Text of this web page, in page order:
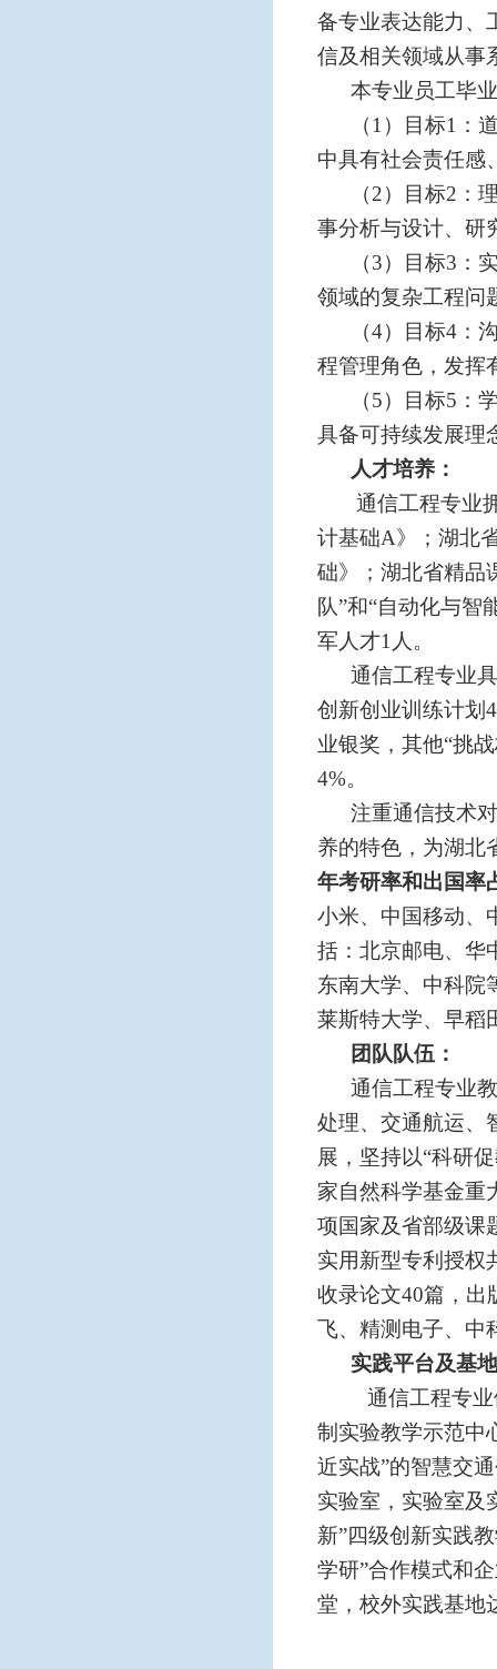
备专业表达能力、
信及相关领域从事
本专业员工毕业
（1）目标1：
中具有社会责任感
（2）目标2：
事分析与设计、研
（3）目标3：
领域的复杂工程问
（4）目标4：
程管理角色，发挥
（5）目标5：
具备可持续发展理
人才培养：
通信工程专业
计基础A》；湖北
础》；湖北省精品
队”和“自动化与智
军人才1人。
通信工程专业
创新创业训练计划
业银奖，其他“挑
4%。
注重通信技术
养的特色，为湖北
年考研率和出国率
小米、中国移动、
括：北京邮电、华
东南大学、中科院
莱斯特大学、早稻
团队队伍：
通信工程专业
处理、交通航运、
展，坚持以“科研
家自然科学基金重
项国家及省部级课
实用新型专利授权
收录论文40篇，出
飞、精测电子、中
实践平台及基
通信工程专
制实验教学示范中
近实战”的智慧交
实验室，实验室及
新”四级创新实践
学研”合作模式和
堂，校外实践基地